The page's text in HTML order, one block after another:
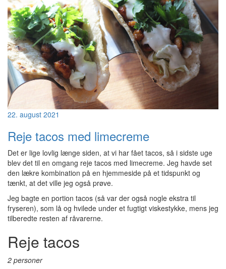
22. august 2021
Reje tacos med limecreme
Det er lige lovlig længe siden, at vi har fået tacos, så i sidste uge
blev det til en omgang reje tacos med limecreme. Jeg havde set
den lækre kombination på en hjemmeside på et tidspunkt og
tænkt, at det ville jeg også prøve.
Jeg bagte en portion tacos (så var der også nogle ekstra til
fryseren), som lå og hvilede under et fugtigt viskestykke, mens jeg
tilberedte resten af råvarerne.
Reje tacos
2 personer